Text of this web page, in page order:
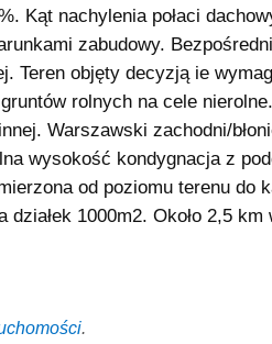
Kąt nachylenia połaci
zabudowy.
Teren objęty decyzją ie
rolnych na cele
Warszawski zachodni/
wysokość kondygnacja z
od poziomu terenu do
działek 1000m2. Około 2,5
.